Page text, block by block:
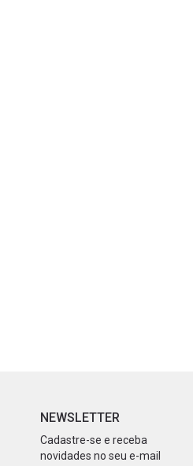
NEWSLETTER
Cadastre-se e receba
novidades no seu e-mail